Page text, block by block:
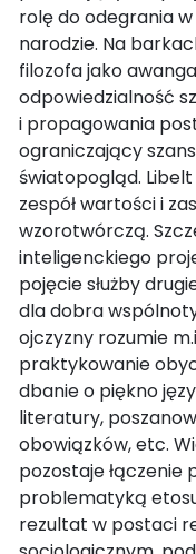
rolę do odegrania
narodzie. Na
filozofa jako
odpowiedzialność
i propagowania
ograniczający
światopogląd.
zespół wartości i
wzorotwórczą.
inteligenckiego
pojęcie służby
dla dobra
ojczyzny rozumie
praktykowanie
dbanie o piękno
literatury,
obowiązków, etc.
pozostaje łączenie
problematyką
rezultat w postaci